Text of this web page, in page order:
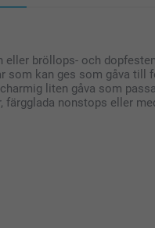
bröllops- och
som kan ges som gåva till
liten gåva som
nonstops eller